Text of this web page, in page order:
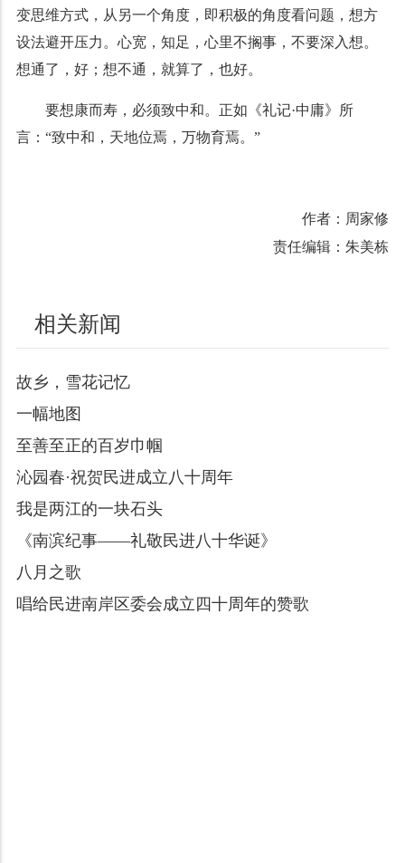
变思维方式，从另一个角度，即积极的角度看问题，想方
设法避开压力。心宽，知足，心里不搁事，不要深入想。
想通了，好；想不通，就算了，也好。
要想康而寿，必须致中和。正如《礼记·中庸》所
言：“致中和，天地位焉，万物育焉。”
作者：周家修
责任编辑：朱美栋
相关新闻
故乡，雪花记忆
一幅地图
至善至正的百岁巾帼
沁园春·祝贺民进成立八十周年
我是两江的一块石头
《南滨纪事——礼敬民进八十华诞》
八月之歌
唱给民进南岸区委会成立四十周年的赞歌